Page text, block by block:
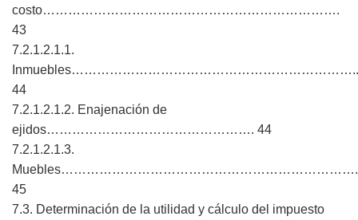
costo…………………………………………………………….
43
7.2.1.2.1.1.
Inmuebles…………………………………………………………..
44
7.2.1.2.1.2. Enajenación de
ejidos…………………………………………. 44
7.2.1.2.1.3.
45
7.3. Determinación de la utilidad y cálculo del impuesto